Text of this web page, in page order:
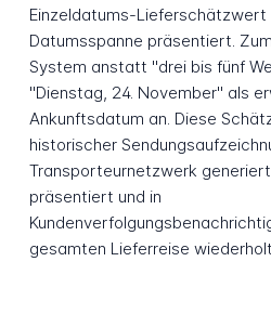
Einzeldatums-Lieferschätzwert
Datumsspanne präsentiert.
System anstatt "drei bis fünf
"Dienstag, 24. November" als
Ankunftsdatum an. Diese
historischer
Transporteurnetzwerk
präsentiert und in
gesamten Lieferreise